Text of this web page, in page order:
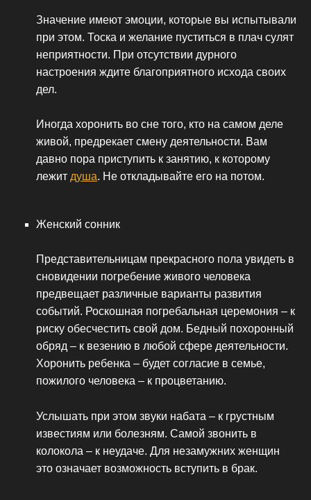
Значение имеют эмоции, которые вы испытывали
при этом. Тоска и желание пуститься в плач сулят
неприятности. При отсутствии дурного
настроения ждите благоприятного исхода своих
дел.
Иногда хоронить во сне того, кто на самом деле
живой, предрекает смену деятельности. Вам
давно пора приступить к занятию, к которому
лежит душа. Не откладывайте его на потом.
Женский сонник
Представительницам прекрасного пола увидеть в
сновидении погребение живого человека
предвещает различные варианты развития
событий. Роскошная погребальная церемония – к
риску обесчестить свой дом. Бедный похоронный
обряд – к везению в любой сфере деятельности.
Хоронить ребенка – будет согласие в семье,
пожилого человека – к процветанию.
Услышать при этом звуки набата – к грустным
известиям или болезням. Самой звонить в
колокола – к неудаче. Для незамужних женщин
это означает возможность вступить в брак.